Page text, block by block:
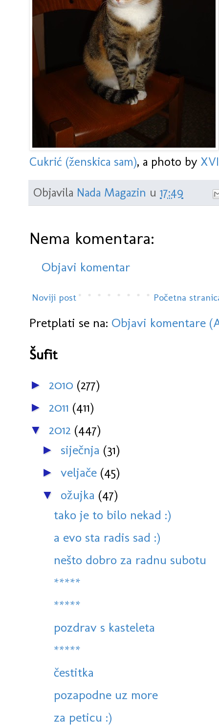
Cukrić (ženskica sam), a photo by
Objavila Nada Magazin u 17:49
Nema komentara:
Objavi komentar
Noviji post Početna
Pretplati se na: Objavi komentare
Šufit
► 2010 (277)
► 2011 (411)
▼ 2012 (447)
► siječnja (31)
► veljače (45)
▼ ožujka (47)
tako je to bilo nekad :)
a evo sta radis sad :)
nešto dobro za radnu subotu
*****
*****
pozdrav s kasteleta
*****
čestitka
pozapodne uz more
za peticu :)